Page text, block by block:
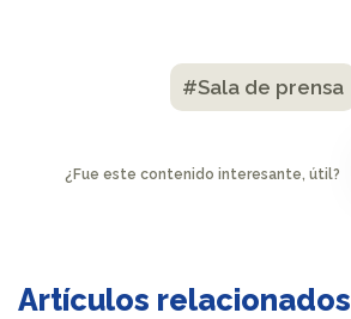
#Sala de prensa
¿Fue este contenido interesante, útil?
Artículos relacionados